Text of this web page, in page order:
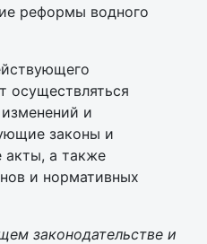
реформы водного
осуществляться
и
законы и
акты, а также
и нормативных
законодательстве и